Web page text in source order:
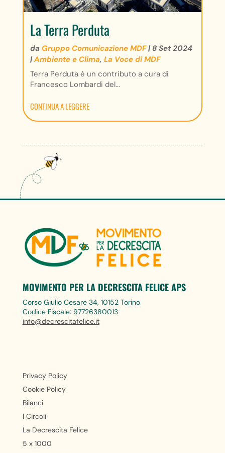
La Terra Perduta
da Gruppo Comunicazione MDF|8 Set 2024
|Ambiente e Clima, La Voce di MDF
Terra Perduta è un contributo a cura di
Francesco Lombardi del...
CONTINUA A LEGGERE
MOVIMENTO PER LA DECRESCITA FELICE APS
Corso Giulio Cesare 34, 10152 Torino
Codice Fiscale: 97726380013
info@decrescitafelice.it
Privacy Policy
Cookie Policy
Bilanci
I Circoli
La Decrescita Felice
5 x 1000